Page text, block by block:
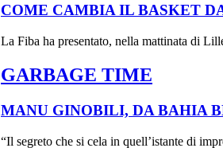
COME CAMBIA IL BASKET
La Fiba ha presentato, nella mattinata di
GARBAGE TIME
MANU GINOBILI, DA BAHIA
“Il segreto che si cela in quell’istante di